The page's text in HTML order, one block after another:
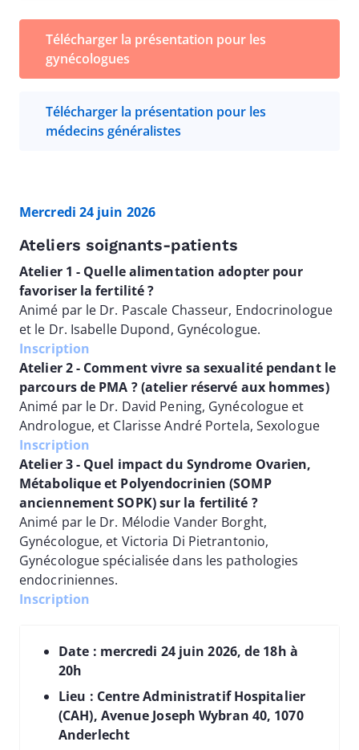
Télécharger la présentation pour les
gynécologues
Télécharger la présentation pour les
médecins généralistes
Mercredi 24 juin 2026
Ateliers soignants-patients
Atelier 1 - Quelle alimentation adopter pour
favoriser la fertilité ?
Animé par le Dr. Pascale Chasseur, Endocrinologue
et le Dr. Isabelle Dupond, Gynécologue.
Inscription
Atelier 2 - Comment vivre sa sexualité pendant le
parcours de PMA ? (atelier réservé aux hommes)
Animé par le Dr. David Pening, Gynécologue et
Andrologue, et Clarisse André Portela, Sexologue
Inscription
Atelier 3 - Quel impact du Syndrome Ovarien,
Métabolique et Polyendocrinien (SOMP
anciennement SOPK) sur la fertilité ?
Animé par le Dr. Mélodie Vander Borght,
Gynécologue, et Victoria Di Pietrantonio,
Gynécologue spécialisée dans les pathologies
endocriniennes.
Inscription
Date : mercredi 24 juin 2026, de 18h à
20h
Lieu : Centre Administratif Hospitalier
(CAH), Avenue Joseph Wybran 40, 1070
Anderlecht